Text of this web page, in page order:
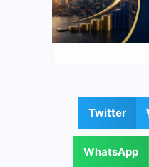
Twitter
WhatsApp